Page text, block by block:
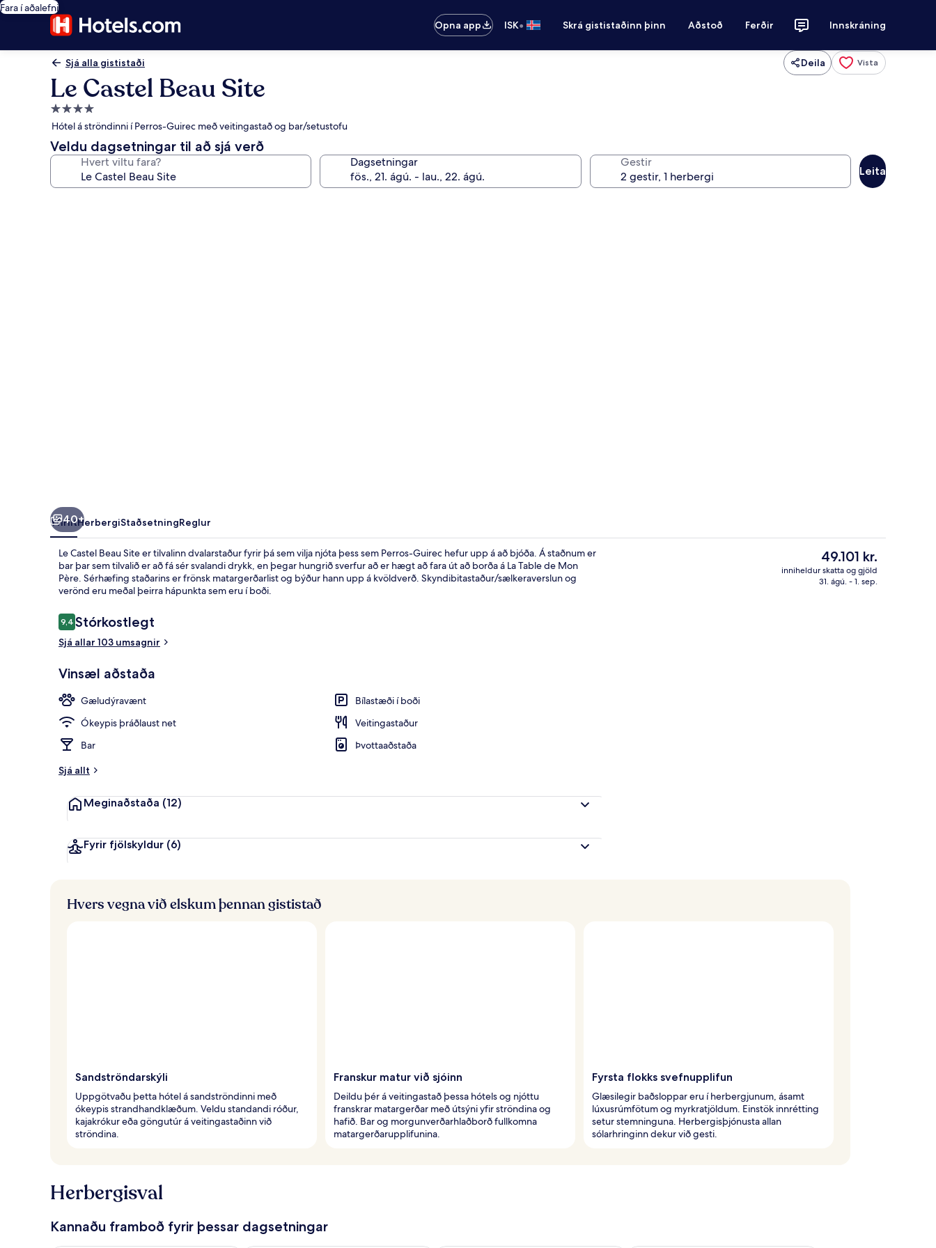
Fara í aðalefni
Opna app
ISK• Skrá gististaðinn þinn Aðstoð Ferðir Innskráning
Sjá alla gististaði Deila Vista
Le Castel Beau Site
4.0
stjörnu
gististaður
Hótel á ströndinni í Perros-Guirec með veitingastað og bar/setustofu
Veldu dagsetningar til að sjá verð
Hvert viltu fara? Dagsetningar Gestir
Leita
40+
YfirlitHerbergiStaðsetningReglur
Le Castel Beau Site er tilvalinn dvalarstaður fyrir þá sem vilja njóta þess sem Perros-Guirec hefur upp á að bjóða. Á staðnum er
bar þar sem tilvalið er að fá sér svalandi drykk, en þegar hungrið sverfur að er hægt að fara út að borða á La Table de Mon
Père. Sérhæfing staðarins er frönsk matargerðarlist og býður hann upp á kvöldverð. Skyndibitastaður/sælkeraverslun og
verönd eru meðal þeirra hápunkta sem eru í boði.
Umsagnir
9,49,4 af 10
Stórkostlegt
Sjá allar 103 umsagnir
Vinsæl aðstaða
Gæludýravænt
Bílastæði í boði
Ókeypis þráðlaust net
Veitingastaður
Bar
Þvottaaðstaða
Sjá allt
Meginaðstaða (12)
Fyrir fjölskyldur (6)
Núverandi
verð
er
49.101 kr.
inniheldur skatta og gjöld
31. ágú. - 1. sep.
Hvers vegna við elskum þennan gististað
Sandströndarskýli
Uppgötvaðu þetta hótel á sandströndinni með
ókeypis strandhandklæðum. Veldu standandi róður,
kajakrókur eða göngutúr á veitingastaðinn við
ströndina.
Franskur matur við sjóinn
Deildu þér á veitingastað þessa hótels og njóttu
franskrar matargerðar með útsýni yfir ströndina og
hafið. Bar og morgunverðarhlaðborð fullkomna
matargerðarupplifunina.
Fyrsta flokks svefnupplifun
Glæsilegir baðsloppar eru í herbergjunum, ásamt
lúxusrúmfötum og myrkratjöldum. Einstök innrétting
setur stemninguna. Herbergisþjónusta allan
sólarhringinn dekur við gesti.
Herbergisval
Kannaðu framboð fyrir þessar dagsetningar